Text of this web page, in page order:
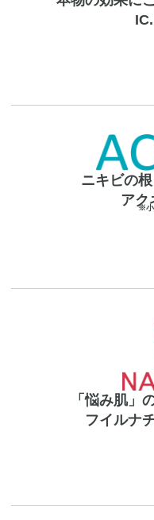
パーツケア
エクス
化粧水
ニキビの根
アク
※小
美容液マスク
「悩み肌」
フイルナ